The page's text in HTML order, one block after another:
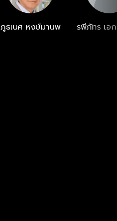
ภูธเนศ หงษ์มานพ รพีภัทร เอ